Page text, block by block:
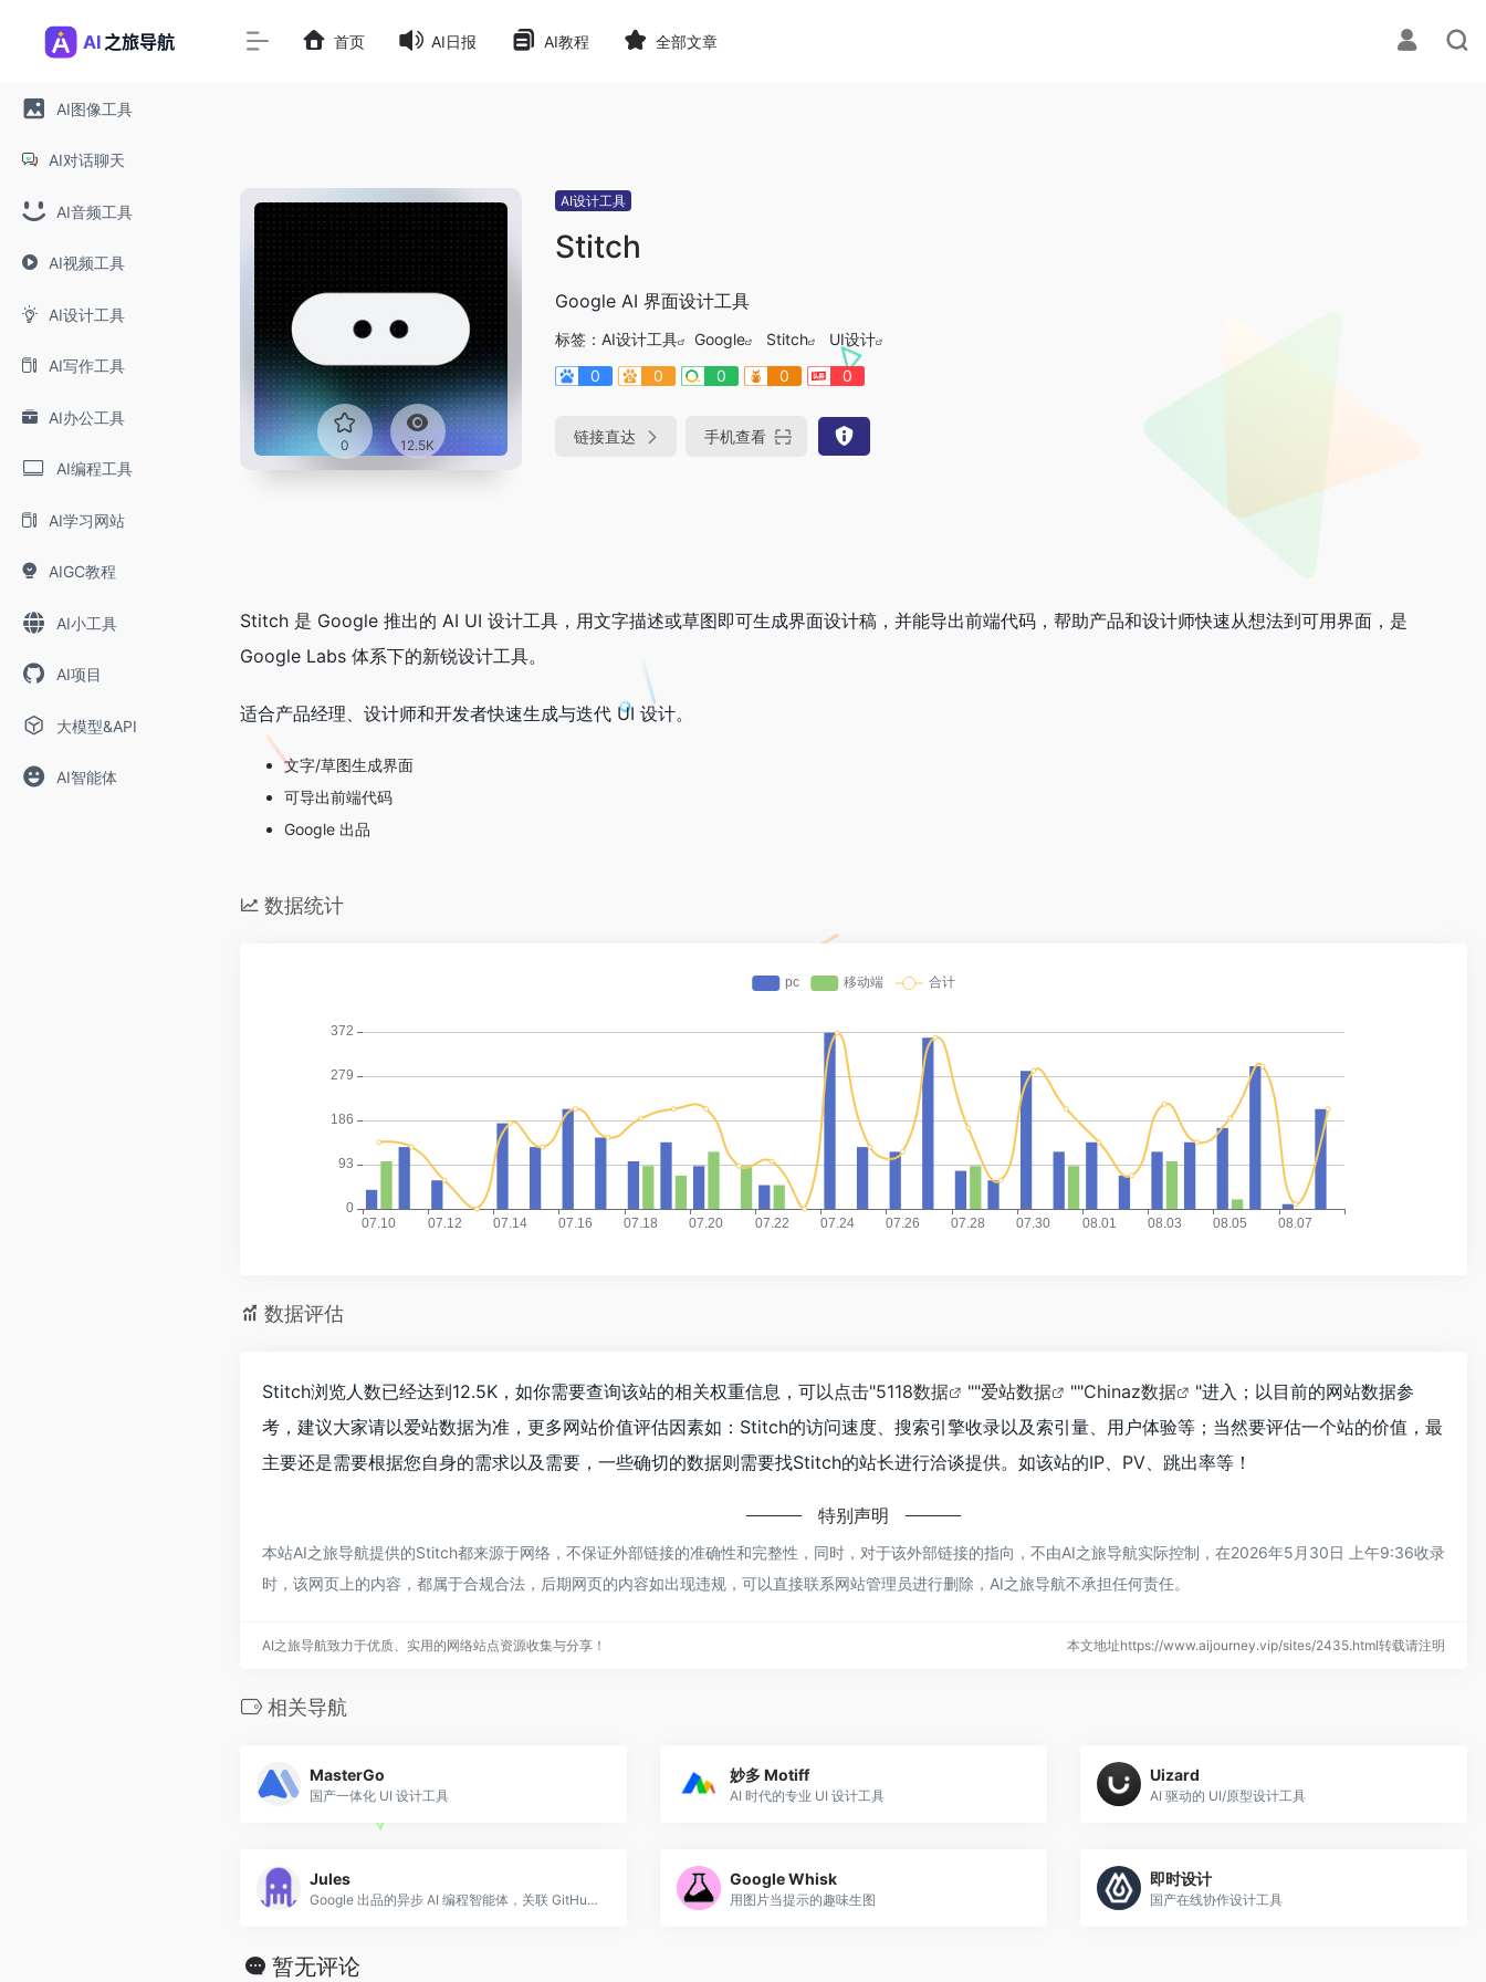
AI图像工具
AI对话聊天
AI音频工具
AI视频工具
AI设计工具
AI写作工具
AI办公工具
AI编程工具
AI学习网站
AIGC教程
AI小工具
AI项目
大模型&API
AI智能体
首页 AI日报 AI教程 全部文章
0 12.5K
AI设计工具
Stitch
Google AI 界面设计工具
标签： AI设计工具 Google Stitch
UI设计
0
0 0 0 0
链接直达 手机查看
Stitch 是 Google 推出的 AI UI 设计工具，用文字描述或草图即可生成界面设计稿，并能导出前端代码，帮助产品和设计师快速从想法到可用界面，是
Google Labs 体系下的新锐设计工具。
适合产品经理、设计师和开发者快速生成与迭代 UI 设计。
文字/草图生成界面
可导出前端代码
Google 出品
数据统计
数据评估
Stitch浏览人数已经达到12.5K，如你需要查询该站的相关权重信息，可以点击"5118数据 ""爱站数据 ""Chinaz数据
"进入；以目前的网站数据参
考，建议大家请以爱站数据为准，更多网站价值评估因素如：Stitch的访问速度、搜索引擎收录以及索引量、用户体验等；当然要评估一个站的价值，最
主要还是需要根据您自身的需求以及需要，一些确切的数据则需要找Stitch的站长进行洽谈提供。如该站的IP、PV、跳出率等！
特别声明
本站AI之旅导航提供的Stitch都来源于网络，不保证外部链接的准确性和完整性，同时，对于该外部链接的指向，不由AI之旅导航实际控制，在2026年5月30日 上午9:36收录
时，该网页上的内容，都属于合规合法，后期网页的内容如出现违规，可以直接联系网站管理员进行删除，AI之旅导航不承担任何责任。
AI之旅导航致力于优质、实用的网络站点资源收集与分享！ 本文地址https://www.aijourney.vip/sites/2435.html转载请注明
相关导航
MasterGo
国产一体化 UI 设计工具
妙多 Motiff
AI 时代的专业 UI 设计工具
Uizard
AI 驱动的 UI/原型设计工具
Jules
Google 出品的异步 AI 编程智能体，关联 GitHub 仓库后自动执行任务并提交 PR。
Google Whisk
用图片当提示的趣味生图
即时设计
国产在线协作设计工具
暂无评论